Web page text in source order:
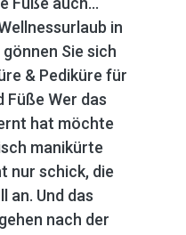
in
Sie sich
& Pediküre für
Füße Wer das
hat möchte
manikürte
nur schick, die
an. Und das
nach der